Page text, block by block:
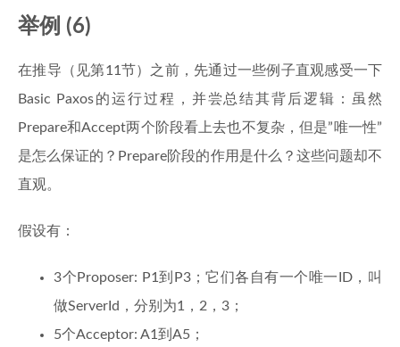
举例 (6)
在推导（见第11节）之前，先通过一些例子直观感受一下
Basic Paxos的运行过程，并尝总结其背后逻辑：虽然
Prepare和Accept两个阶段看上去也不复杂，但是”唯一性”
是怎么保证的？Prepare阶段的作用是什么？这些问题却不
直观。
假设有：
3个Proposer: P1到P3；它们各自有一个唯一ID，叫
做ServerId，分别为1，2，3；
5个Acceptor: A1到A5；